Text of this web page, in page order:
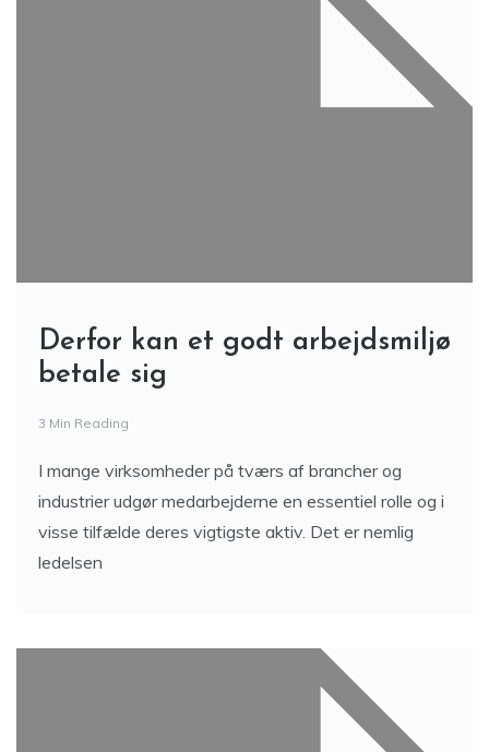
Derfor kan et godt arbejdsmiljø
betale sig
3 Min Reading
I mange virksomheder på tværs af brancher og
industrier udgør medarbejderne en essentiel rolle og i
visse tilfælde deres vigtigste aktiv. Det er nemlig
ledelsen